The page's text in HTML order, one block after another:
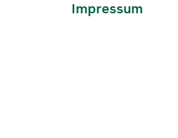
Impressum